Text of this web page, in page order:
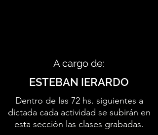
A cargo de:
ESTEBAN IERARDO
Dentro de las 72 hs. siguientes a
dictada cada actividad se subirán en
esta sección las clases grabadas.